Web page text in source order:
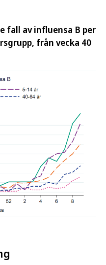
fall av influensa B per
från vecka 40